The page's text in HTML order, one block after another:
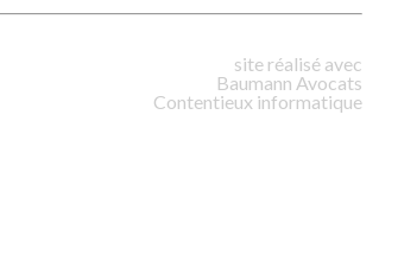
site réalisé avec
Baumann Avocats
Contentieux informatique